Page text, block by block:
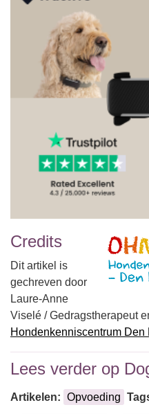
Credits
Dit artikel is
gechreven door
Laure-Anne
Viselé / Gedragstherapeut
Hondenkenniscentrum Den
Lees verder op
Artikelen: Opvoeding